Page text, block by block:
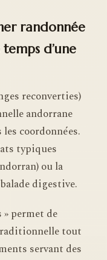
randonnée
d’une
reconverties)
andorrane
coordonnées.
typiques
ou la
digestive.
permet de
tout
servant des